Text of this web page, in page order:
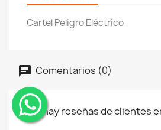
Cartel Peligro Eléctrico
Comentarios (0)
No hay reseñas de clientes
¨